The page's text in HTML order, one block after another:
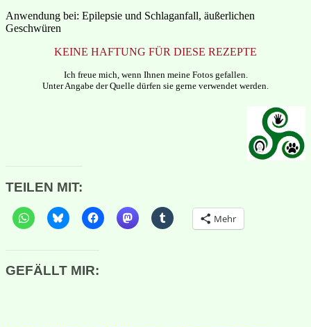
Anwendung bei: Epilepsie und Schlaganfall, äußerlichen
Geschwüren
KEINE HAFTUNG FÜR DIESE REZEPTE
Ich freue mich, wenn Ihnen meine Fotos gefallen.
Unter Angabe der Quelle dürfen sie gerne verwendet werden.
TEILEN MIT:
Mehr
GEFÄLLT MIR: